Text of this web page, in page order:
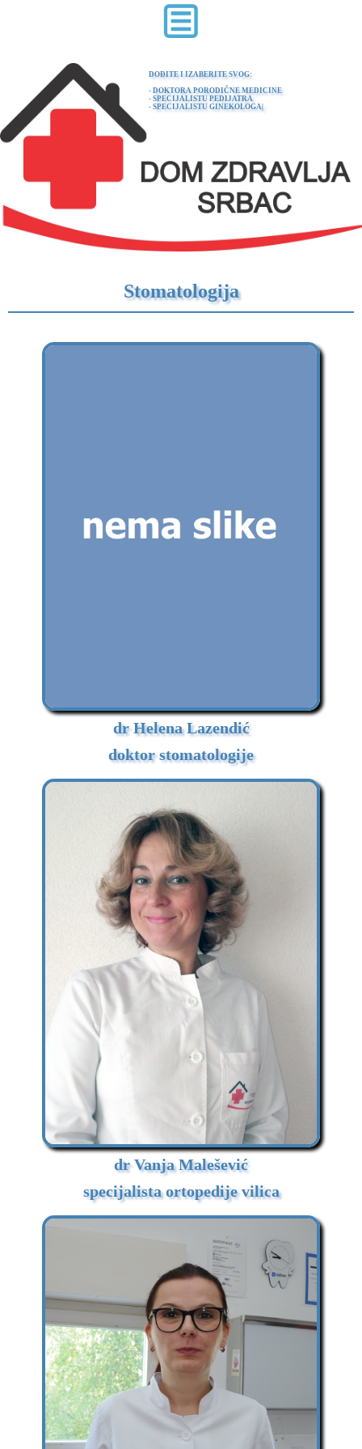
DOĐITE I IZABERITE SVOG:
- DOKTORA PORODIČNE MEDICINE
- SPECIJALISTU PEDIJATRA
- SPECIJALISTU GINEKOLOGA
Stomatologija
dr Helena Lazendić
doktor stomatologije
dr Vanja Malešević
specijalista ortopedije vilica